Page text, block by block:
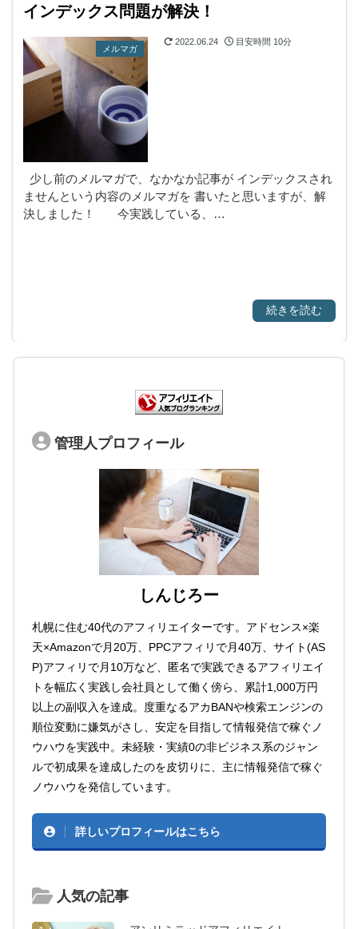
インデックス問題が解決！
メルマガ
2022.06.24 目安時間 10分
少し前のメルマガで、なかなか記事が インデックスされ
ませんという内容のメルマガを 書いたと思いますが、解
決しました！ 今実践している、…
続きを読む
管理人プロフィール
しんじろー
札幌に住む40代のアフィリエイターです。アドセンス×楽
天×Amazonで月20万、PPCアフィリで月40万、サイト(AS
P)アフィリで月10万など、匿名で実践できるアフィリエイ
トを幅広く実践し会社員として働く傍ら、累計1,000万円
以上の副収入を達成。度重なるアカBANや検索エンジンの
順位変動に嫌気がさし、安定を目指して情報発信で稼ぐノ
ウハウを実践中。未経験・実績0の非ビジネス系のジャン
ルで初成果を達成したのを皮切りに、主に情報発信で稼ぐ
ノウハウを発信しています。
詳しいプロフィールはこちら
人気の記事